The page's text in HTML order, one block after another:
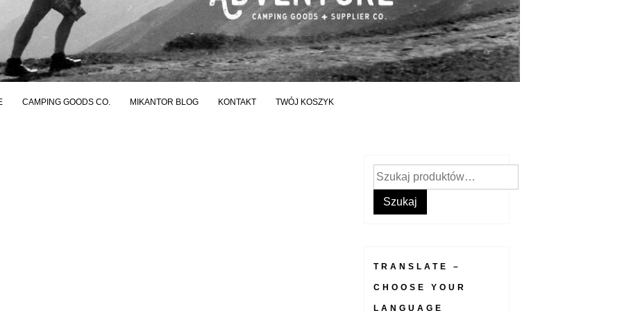
CAMPING GOODS CO. MIKANTOR BLOG KONTAKT TWÓJ KOSZYK
Szukaj:
Szukaj
TRANSLATE –
CHOOSE YOUR
LANGUAGE